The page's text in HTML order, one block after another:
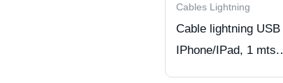
Cables Lightning
Cable lightning USB
IPhone/IPad, 1 mts.